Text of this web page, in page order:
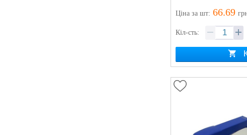
Ціна за шт: 66.69
Кіл-сть: